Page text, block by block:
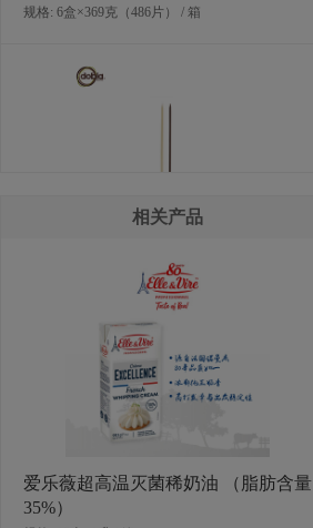
规格: 6盒×369克（486片） / 箱
多焙乐矛形黑白混合巧克力
规格: 6盒×515克（490片） / 箱
相关产品
爱乐薇超高温灭菌稀奶油 （脂肪含量
35%）